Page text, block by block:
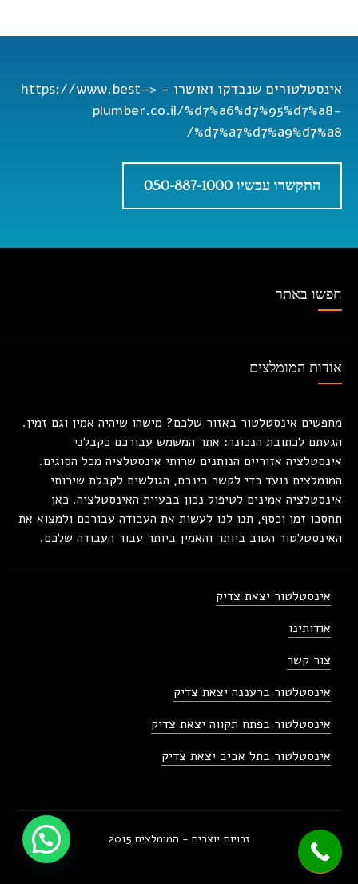
אינסטלטורים שנבדקו ואושרו - <https://www.best-
plumber.co.il/%d7%a6%d7%95%d7%a8-
%d7%a7%d7%a9%d7%a8/
התקשרו עכשיו 050-887-1000
חפשו באתר
אודות המומלצים
מחפשים אינסטלטור באזור שלכם? מישהו שיהיה אמין וגם זמין.
הגעתם לכתובת הנכונה: אתר המשמש עבורכם כקבלני
אינסטלציה אזוריים הנותנים שרותי אינסטלציה מכל הסוגים.
המומלצים נועד כדי לקשר בינכם, הגולשים לקבלת שירותי
אינסטלציה אמינים לטיפול נכון בבעיית האינסטלציה. כאן
תחסכו זמן וכסף, תנו לנו לעשות את העבודה עבורכם ולמצוא את
האינסטלטור הטוב ביותר והאמין ביותר עבור העבודה שלכם.
אינסטלטור יצאת צדיק
אודותינו
צור קשר
אינסטלטור ברעננה יצאת צדיק
אינסטלטור בפתח תקווה יצאת צדיק
אינסטלטור בתל אביב יצאת צדיק
זכויות יוצרים - המומלצים 2015